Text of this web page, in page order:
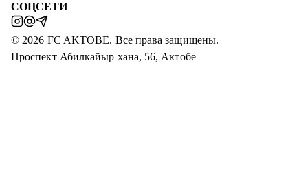
СОЦСЕТИ
© 2026 FC AKTOBE. Все права защищены.
Проспект Абилкайыр хана, 56, Актобе